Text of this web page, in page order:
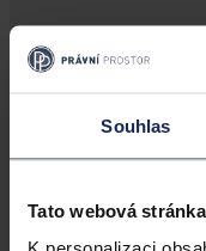
Souhlas
Tato webová